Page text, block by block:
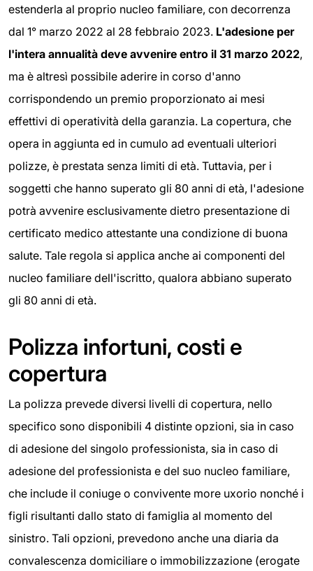
estenderla al proprio nucleo familiare, con decorrenza
dal 1° marzo 2022 al 28 febbraio 2023. L'adesione per
l'intera annualità deve avvenire entro il 31 marzo 2022,
ma è altresì possibile aderire in corso d'anno
corrispondendo un premio proporzionato ai mesi
effettivi di operatività della garanzia. La copertura, che
opera in aggiunta ed in cumulo ad eventuali ulteriori
polizze, è prestata senza limiti di età. Tuttavia, per i
soggetti che hanno superato gli 80 anni di età, l'adesione
potrà avvenire esclusivamente dietro presentazione di
certificato medico attestante una condizione di buona
salute. Tale regola si applica anche ai componenti del
nucleo familiare dell'iscritto, qualora abbiano superato
gli 80 anni di età.
Polizza infortuni, costi e
copertura
La polizza prevede diversi livelli di copertura, nello
specifico sono disponibili 4 distinte opzioni, sia in caso
di adesione del singolo professionista, sia in caso di
adesione del professionista e del suo nucleo familiare,
che include il coniuge o convivente more uxorio nonché i
figli risultanti dallo stato di famiglia al momento del
sinistro. Tali opzioni, prevedono anche una diaria da
convalescenza domiciliare o immobilizzazione (erogate